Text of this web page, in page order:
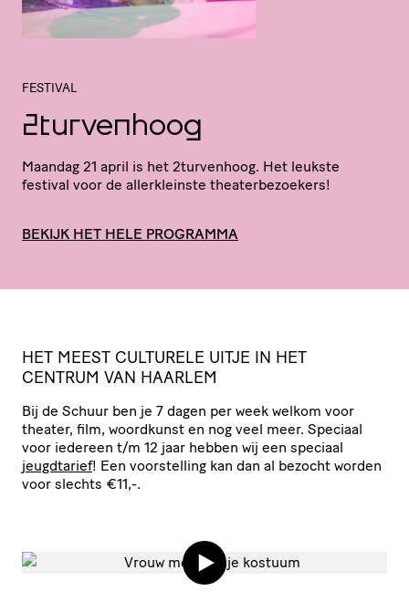
FESTIVAL
2turvenhoog
Maandag 21 april is het 2turvenhoog. Het leukste
festival voor de aller­kleinste theaterbezoekers!
BEKIJK HET HELE PROGRAMMA
HET MEEST CULTURELE UITJE IN HET
CENTRUM VAN HAARLEM
Bij de Schuur ben je 7 dagen per week welkom voor
theater, film, woordkunst en nog veel meer. Speciaal
voor iedereen t/​m 12 jaar hebben wij een speciaal
jeugdtarief! Een voor­stel­ling kan dan al bezocht worden
voor slechts €11,-.